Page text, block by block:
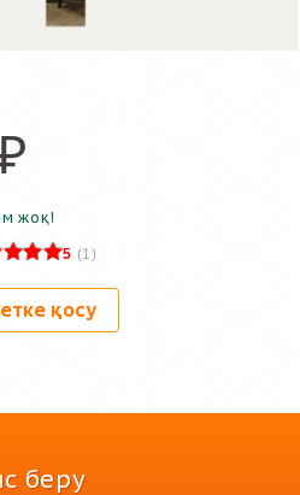
беру
жоқ!
5 (1)
қосу